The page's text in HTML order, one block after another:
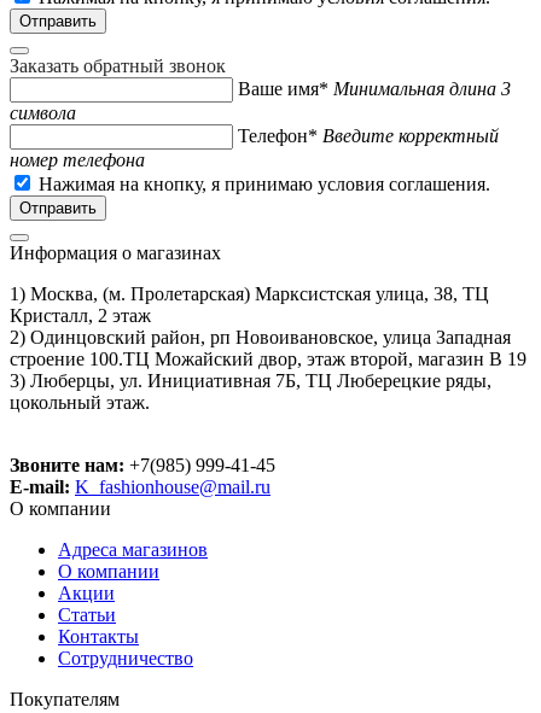
Заказать обратный звонок
Ваше имя* Минимальная длина 3
символа
Телефон* Введите корректный
номер телефона
Нажимая на кнопку, я принимаю условия соглашения.
Информация о магазинах
1) Москва, (м. Пролетарская) Марксистская улица, 38, ТЦ
Кристалл, 2 этаж
2) Одинцовский район, рп Новоивановское, улица Западная
строение 100.ТЦ Можайский двор, этаж второй, магазин В 19
3) Люберцы, ул. Инициативная 7Б, ТЦ Люберецкие ряды,
цокольный этаж.
Звоните нам: +7(985) 999-41-45
E-mail: K_fashionhouse@mail.ru
О компании
Адреса магазинов
О компании
Акции
Статьи
Контакты
Сотрудничество
Покупателям